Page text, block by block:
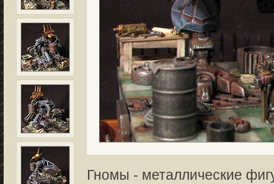
Гномы - металлические